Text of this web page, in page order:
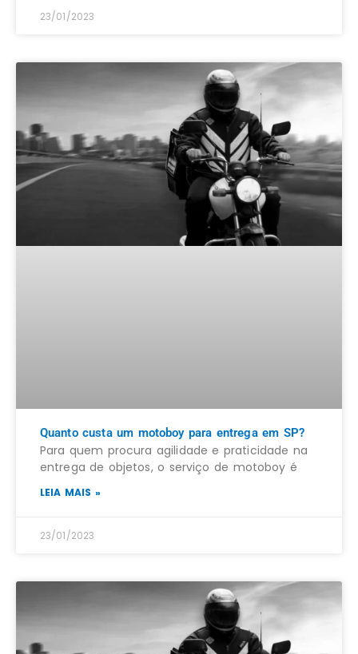
23/01/2023
Quanto custa um motoboy para entrega em SP?
Para quem procura agilidade e praticidade na
entrega de objetos, o serviço de motoboy é
LEIA MAIS »
23/01/2023